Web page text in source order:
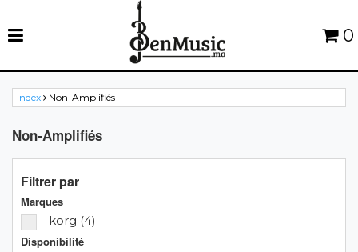
0
Index Non-Amplifiés
Non-Amplifiés
Filtrer par
Marques
korg (4)
Disponibilité